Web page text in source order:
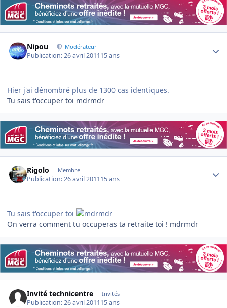
Nipou Modérateur
Publication:26 avril 201115 ans
Hier j'ai dénombré plus de 1300 cas identiques.
Tu sais t'occuper toi mdrmdr
Rigolo Membre
Publication:26 avril 201115 ans
Tu sais t'occuper toi
On verra comment tu occuperas ta retraite toi ! mdrmdr
Invité technicentre Invités
Publication:26 avril 201115 ans